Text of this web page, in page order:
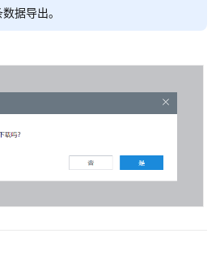
据导出。